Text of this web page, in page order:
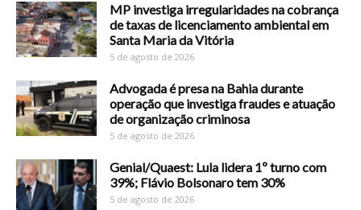
MP investiga irregularidades na cobrança
de taxas de licenciamento ambiental em
Santa Maria da Vitória
5 de agosto de 2026
Advogada é presa na Bahia durante
operação que investiga fraudes e atuação
de organização criminosa
5 de agosto de 2026
Genial/Quaest: Lula lidera 1º turno com
39%; Flávio Bolsonaro tem 30%
5 de agosto de 2026